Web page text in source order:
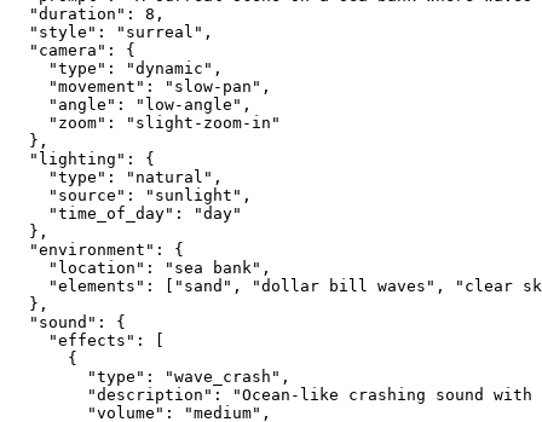
  "duration": 8,
  "style": "surreal",
  "camera": {
    "type": "dynamic",
    "movement": "slow-pan",
    "angle": "low-angle",
    "zoom": "slight-zoom-in"
  },
  "lighting": {
    "type": "natural",
    "source": "sunlight",
    "time_of_day": "day"
  },
  "environment": {
    "location": "sea bank",
"elements": ["sand", "dollar bill waves", "clear
  },
  "sound": {
    "effects": [
      {
        "type": "wave_crash",
"description": "Ocean-like crashing sound
        "volume": "medium",